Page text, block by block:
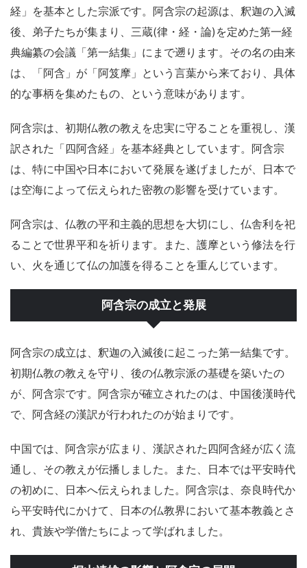
経」を基本とした宗派です。阿含宗の起源は、釈迦の入滅
後、弟子たちが集まり、三蔵(律・経・論)を定めた第一経
典編纂の会議「第一結集」にまで遡ります。その名の由来
は、「阿含」が「阿笈摩」という言葉から来ており、具体
的な事柄を集めたもの、という意味があります。
阿含宗は、初期仏教の教えを忠実に守ることを重視し、漢
訳された「四阿含経」を基本経典としています。阿含宗
は、特に中国や日本において発展を遂げましたが、日本で
は空海によって伝えられた密教の影響を受けています。
阿含宗は、仏教の平和主義的思想を大切にし、仏舎利を祀
ることで世界平和を祈ります。また、護摩という修法を行
い、火を通じて仏の加護を得ることを重んじています。
阿含宗の成立と発展
阿含宗の成立は、釈迦の入滅後に起こった第一結集です。
初期仏教の教えを守り、後の仏教宗派の基礎を築いたの
が、阿含宗です。阿含宗が確立されたのは、中国後漢時代
で、阿含経の漢訳が行われたのが始まりです。
中国では、阿含宗が広まり、漢訳された四阿含経が広く流
通し、その教えが伝播しました。また、日本では平安時代
の初めに、日本へ伝えられました。阿含宗は、奈良時代か
ら平安時代にかけて、日本の仏教界において基本教義とさ
れ、貴族や学僧たちによって学ばれました。